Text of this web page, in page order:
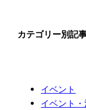
カテゴリー別記
イベント
イベント